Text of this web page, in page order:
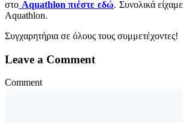
στο Aquathlon πιέστε εδώ. Συνολικά είχαμε
Aquathlon.
Συγχαρητήρια σε όλους τους συμμετέχοντες!
Leave a Comment
Comment